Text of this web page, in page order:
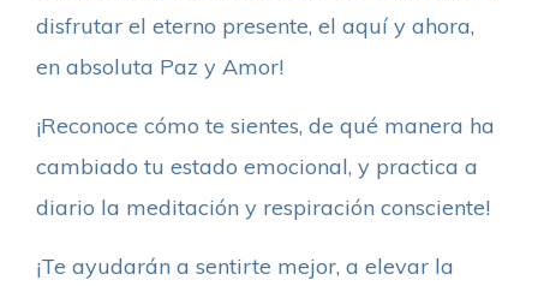
disfrutar el eterno presente, el aquí y ahora,
en absoluta Paz y Amor!
¡Reconoce cómo te sientes, de qué manera ha
cambiado tu estado emocional, y practica a
diario la meditación y respiración consciente!
¡Te ayudarán a sentirte mejor, a elevar la